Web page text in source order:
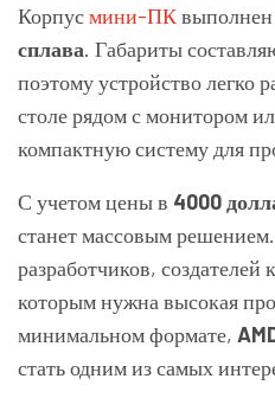
Корпусмини-ПКвыполнен
сплава. Габариты
поэтому устройство легко
столе рядом с монитором
компактную систему для
С учетом цены в 4000
станет массовым решением.
разработчиков, создателей
которым нужна высокая
минимальном формате,
стать одним из самых